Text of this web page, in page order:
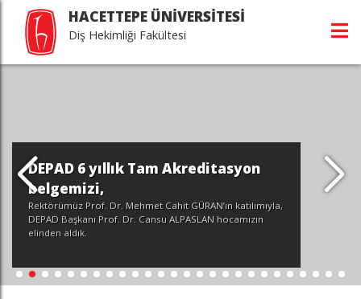
HACETTEPE ÜNİVERSİTESİ
Diş Hekimliği Fakültesi
DEPAD 6 yıllık Tam Akreditasyon
belgemizi,
Rektörümüz Prof. Dr. Mehmet Cahit GÜRAN’ın katılımıyla,
DEPAD Başkanı Prof. Dr. Cansu ALPASLAN hocamızın
elinden aldık.